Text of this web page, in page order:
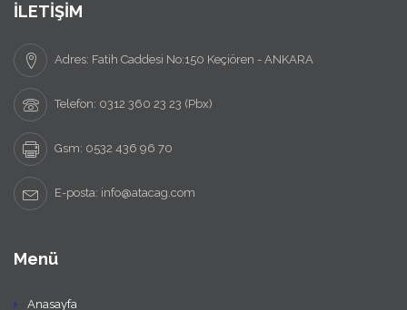
İLETİŞİM
Adres: Fatih Caddesi No:150 Keçiören - ANKARA
Telefon: 0312 360 23 23 (Pbx)
Gsm: 0532 436 96 70
E-posta: info@atacag.com
Menü
Anasayfa